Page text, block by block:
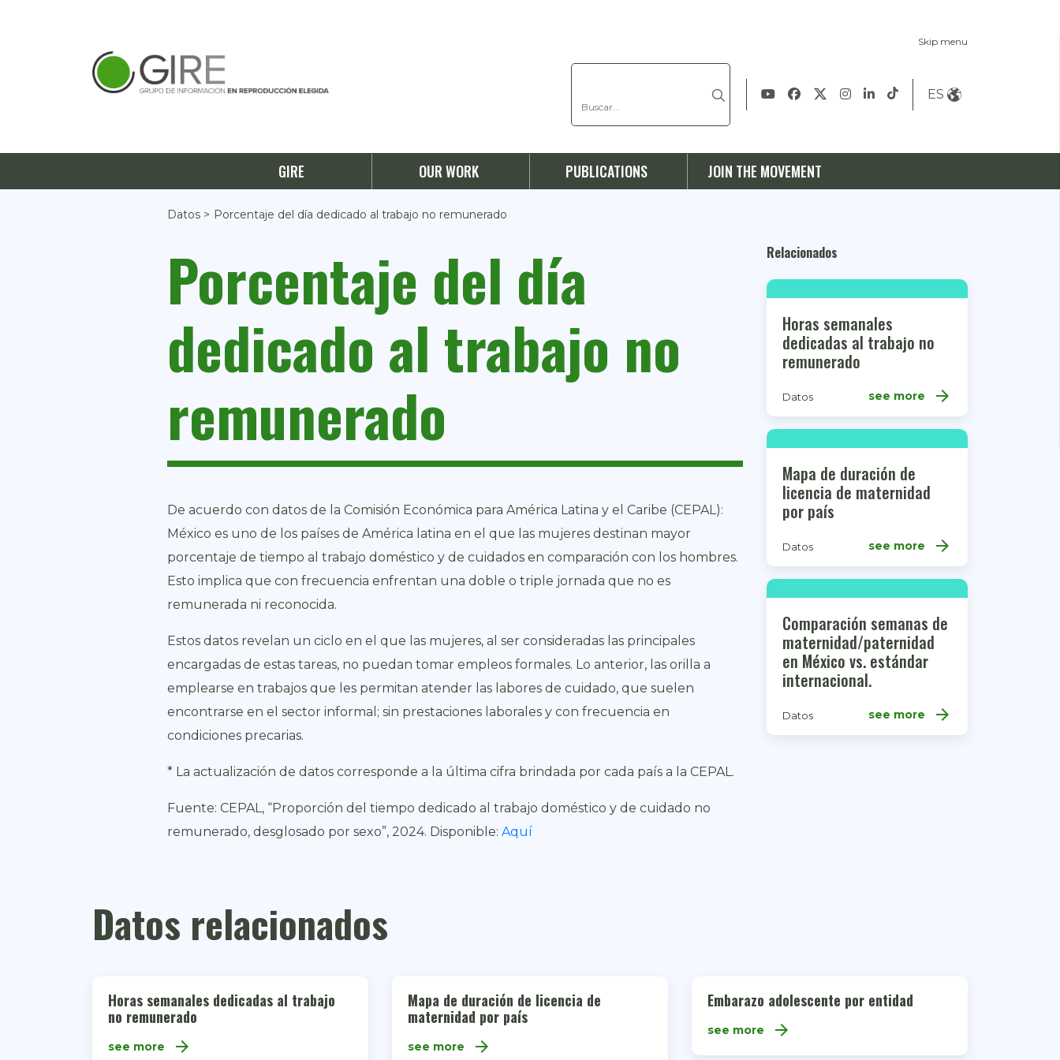
Skip menu
ES
GIRE OUR WORK PUBLICATIONS JOIN THE MOVEMENT
Datos > Porcentaje del día dedicado al trabajo no remunerado
Porcentaje del día
dedicado al trabajo no
remunerado
De acuerdo con datos de la Comisión Económica para América Latina y el Caribe (CEPAL):
México es uno de los países de América latina en el que las mujeres destinan mayor
porcentaje de tiempo al trabajo doméstico y de cuidados en comparación con los hombres.
Esto implica que con frecuencia enfrentan una doble o triple jornada que no es
remunerada ni reconocida.
Estos datos revelan un ciclo en el que las mujeres, al ser consideradas las principales
encargadas de estas tareas, no puedan tomar empleos formales. Lo anterior, las orilla a
emplearse en trabajos que les permitan atender las labores de cuidado, que suelen
encontrarse en el sector informal; sin prestaciones laborales y con frecuencia en
condiciones precarias.
* La actualización de datos corresponde a la última cifra brindada por cada país a la CEPAL.
Fuente: CEPAL, “Proporción del tiempo dedicado al trabajo doméstico y de cuidado no
remunerado, desglosado por sexo”, 2024. Disponible: Aquí
Relacionados
Horas semanales
dedicadas al trabajo no
remunerado
Datos see more arrow_forward
Mapa de duración de
licencia de maternidad
por país
Datos see more arrow_forward
Comparación semanas de
maternidad/paternidad
en México vs. estándar
internacional.
Datos see more arrow_forward
Datos relacionados
Horas semanales dedicadas al trabajo
no remunerado
see more arrow_forward
Mapa de duración de licencia de
maternidad por país
see more arrow_forward
Embarazo adolescente por entidad
see more arrow_forward